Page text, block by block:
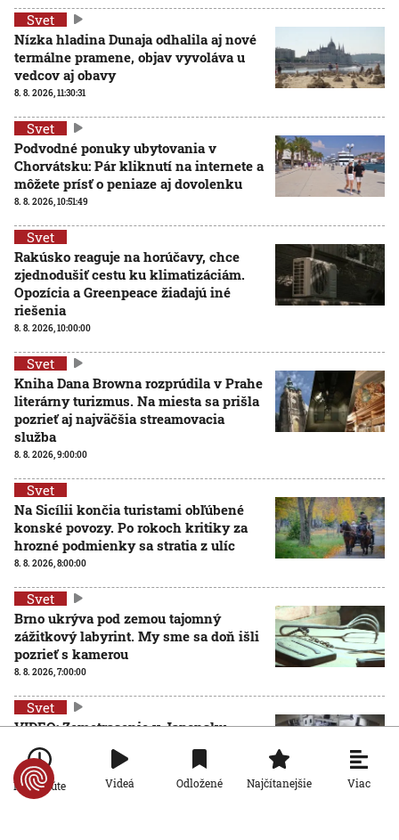
Svet
Nízka hladina Dunaja odhalila aj nové
termálne pramene, objav vyvoláva u
vedcov aj obavy
8. 8. 2026, 11:30:31
Svet
Podvodné ponuky ubytovania v
Chorvátsku: Pár kliknutí na internete a
môžete prísť o peniaze aj dovolenku
8. 8. 2026, 10:51:49
Svet
Rakúsko reaguje na horúčavy, chce
zjednodušiť cestu ku klimatizáciám.
Opozícia a Greenpeace žiadajú iné
riešenia
8. 8. 2026, 10:00:00
Svet
Kniha Dana Browna rozprúdila v Prahe
literárny turizmus. Na miesta sa prišla
pozrieť aj najväčšia streamovacia
služba
8. 8. 2026, 9:00:00
Svet
Na Sicílii končia turistami obľúbené
konské povozy. Po rokoch kritiky za
hrozné podmienky sa stratia z ulíc
8. 8. 2026, 8:00:00
Svet
Brno ukrýva pod zemou tajomný
zážitkový labyrint. My sme sa doň išli
pozrieť s kamerou
8. 8. 2026, 7:00:00
Svet
VIDEO: Zemetrasenie v Japonsku
zastihlo lekárov uprostred operácie,
pacienta chránili vlastnými telami
7. 8. 2026, 15:01:59
Po minúte Videá Odložené Najčítanejšie Viac